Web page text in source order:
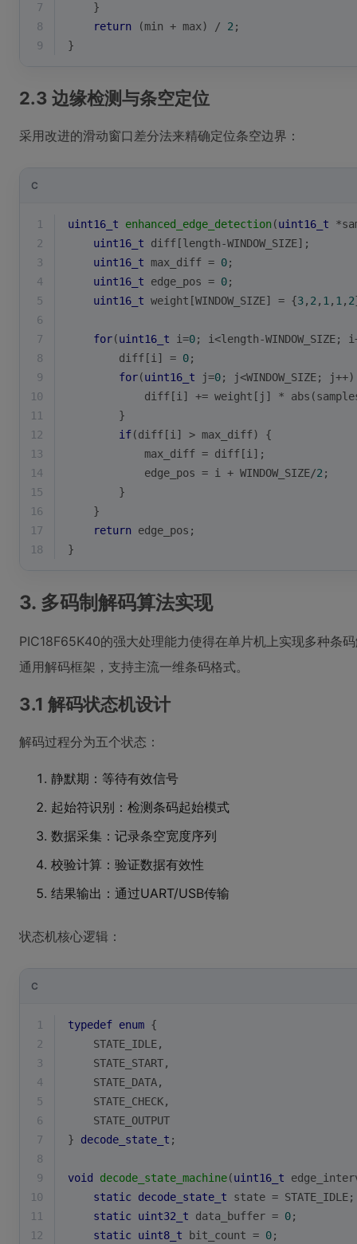
7
    }
8
return (min + max) / 2 ;
9
}
2.3 边缘检测与条空定位
采用改进的滑动窗口差分法来精确定位条空边界：
C
1 uint16_t enhanced_edge_detection(uint16_t
2
uint16_t diff[length-WINDOW_SIZE];
3
uint16_t max_diff = 0;
4
uint16_t edge_pos = 0;
5
uint16_t weight[WINDOW_SIZE] = {3, 2 , 1 , 1 , 2
6
7
for(uint16_t i=0; i<length-WINDOW_SIZE;
8
        diff[i] =
0;
9
for(uint16_t j=0; j<WINDOW_SIZE;
10
            diff[i] += weight[j] *
abs
11
        }
12
if(diff[i] > max_diff) {
13
            max_diff = diff[i];
14
            edge_pos = i + WINDOW_SIZE/
2 ;
15
        }
16
    }
17
return edge_pos;
18
}
3. 多码制解码算法实现
PIC18F65K40的强大处理能力使得在单片机上实现多种条
通用解码框架，支持主流一维条码格式。
3.1 解码状态机设计
解码过程分为五个状态：
静默期：等待有效信号
起始符识别：检测条码起始模式
数据采集：记录条空宽度序列
校验计算：验证数据有效性
结果输出：通过UART/USB传输
状态机核心逻辑：
C
1 typedef enum {
2
    STATE_IDLE,
3
    STATE_START,
4
    STATE_DATA,
5
    STATE_CHECK,
6
    STATE_OUTPUT
7
} decode_state_t ;
8
9
void decode_state_machine(uint16_t
10
static decode_state_t state = STATE_IDLE;
11
static uint32_t data_buffer = 0;
12
static uint8_t bit_count = 0;